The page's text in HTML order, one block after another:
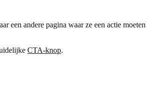
een andere pagina waar ze een actie
CTA-knop.